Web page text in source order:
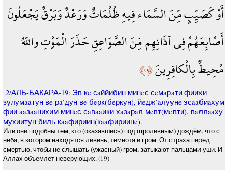
أَوْ كَصَيِّبٍ مِّنَ السَّمَاء فِيهِ ظُلُمَاتٌ وَرَعْدٌ وَبَرْقٌ يَجْعَلُونَ
أَصْابِعَهُمْ فِي آذَانِهِم مِّنَ الصَّوَاعِقِ حَذَرَ الْمَوْتِ واللّهُ
مُحِيطٌ بِالْكافِرِينَ﴿١٩﴾
2/АЛЬ-БАКАРА-19: Эв кe сaййибин минeс сeмaрaти фиихи
зулумaaтун вe рa’дун вe бeрк(бeркун), йeдж’aлуунe эсaaбиaхум
фии aaзaaнихим минeс сaвaaики хaзaрaл мeвт(мeвти), вaллaaху
мухиитун биль кaaфириин(кaaфириинe).
Или они подобны тем, кто (оказавшись) под (проливным) дождём, что с
неба, в котором находятся ливень, темнота и гром. От страха перед
смертью, чтобы не слышать (ужасный) гром, затыкают пальцами уши. И
Аллах объемлет неверующих. (19)